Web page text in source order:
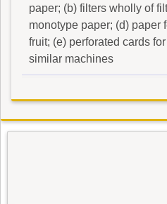
paper; (b) filters wholly of
monotype paper; (d) paper
fruit; (e) perforated cards
similar machines